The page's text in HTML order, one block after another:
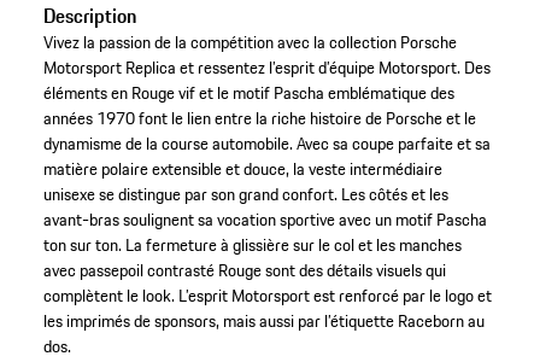
Description
Vivez la passion de la compétition avec la collection Porsche
Motorsport Replica et ressentez l’esprit d’équipe Motorsport. Des
éléments en Rouge vif et le motif Pascha emblématique des
années 1970 font le lien entre la riche histoire de Porsche et le
dynamisme de la course automobile. Avec sa coupe parfaite et sa
matière polaire extensible et douce, la veste intermédiaire
unisexe se distingue par son grand confort. Les côtés et les
avant-bras soulignent sa vocation sportive avec un motif Pascha
ton sur ton. La fermeture à glissière sur le col et les manches
avec passepoil contrasté Rouge sont des détails visuels qui
complètent le look. L’esprit Motorsport est renforcé par le logo et
les imprimés de sponsors, mais aussi par l’étiquette Raceborn au
dos.